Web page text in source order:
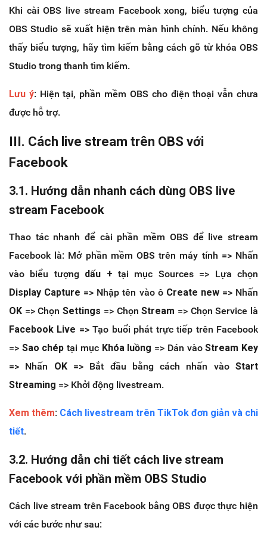
Khi cài OBS live stream Facebook xong, biểu tượng của
OBS Studio sẽ xuất hiện trên màn hình chính. Nếu không
thấy biểu tượng, hãy tìm kiếm bằng cách gõ từ khóa OBS
Studio trong thanh tìm kiếm.
Lưu ý: Hiện tại, phần mềm OBS cho điện thoại vẫn chưa
được hỗ trợ.
III. Cách live stream trên OBS với
Facebook
3.1. Hướng dẫn nhanh cách dùng OBS live
stream Facebook
Thao tác nhanh để cài phần mềm OBS để live stream
Facebook là: Mở phần mềm OBS trên máy tính => Nhấn
vào biểu tượng dấu + tại mục Sources => Lựa chọn
Display Capture => Nhập tên vào ô Create new => Nhấn
OK => ChọnSettings => ChọnStream => Chọn Service là
Facebook Live => Tạo buổi phát trực tiếp trên Facebook
=> Sao chép tại mục Khóa luồng => Dán vàoStream Key
=> Nhấn OK=> Bắt đầu bằng cách nhấn vàoStart
Streaming => Khởi động livestream.
Xem thêm: Cách livestream trên TikTok đơn giản và chi
tiết.
3.2. Hướng dẫn chi tiết cách live stream
Facebook với phần mềm OBS Studio
Cách live stream trên Facebook bằng OBS được thực hiện
với các bước như sau: